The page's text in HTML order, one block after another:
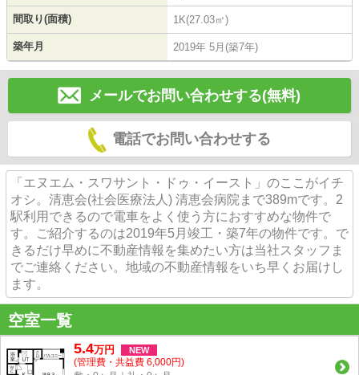
間取り(面積) 1K(27.03㎡)
築年月 2019年 5月(築7年)
メールでお問い合わせする(無料)
電話でお問い合わせする
「エヌエム・スワサント・ドゥ・イースト」のここがイチ
オシ。清恵会(社会医療法人) 清恵会病院まで389mです。2
駅利用できるので電車をよく使う方におすすめな物件で
す。ご紹介するのは2019年5月竣工・築7年の物件です。で
きるだけ早めに不動産情報を集めたい方は当社スタッフま
でご連絡ください。地域の不動産情報をいち早くお届けし
ます。
空室一覧
5.4万円 NEW
(管理費・共益費 6,000円)